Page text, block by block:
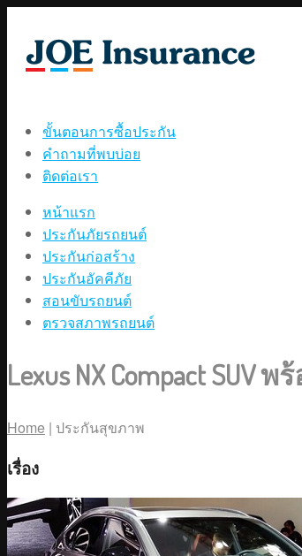
ขั้นตอนการซื้อประกัน
คำถามที่พบบ่อย
ติดต่อเรา
หน้าแรก
ประกันภัยรถยนต์
ประกันก่อสร้าง
ประกันอัคคีภัย
สอนขับรถยนต์
ตรวจสภาพรถยนต์
Lexus NX Compact SUV
Home | ประกันสุขภาพ
เรื่อง